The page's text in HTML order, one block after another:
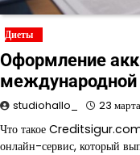
Диеты
Оформление
международной
studiohallo_ 23
Что такое
онлайн-сервис, который